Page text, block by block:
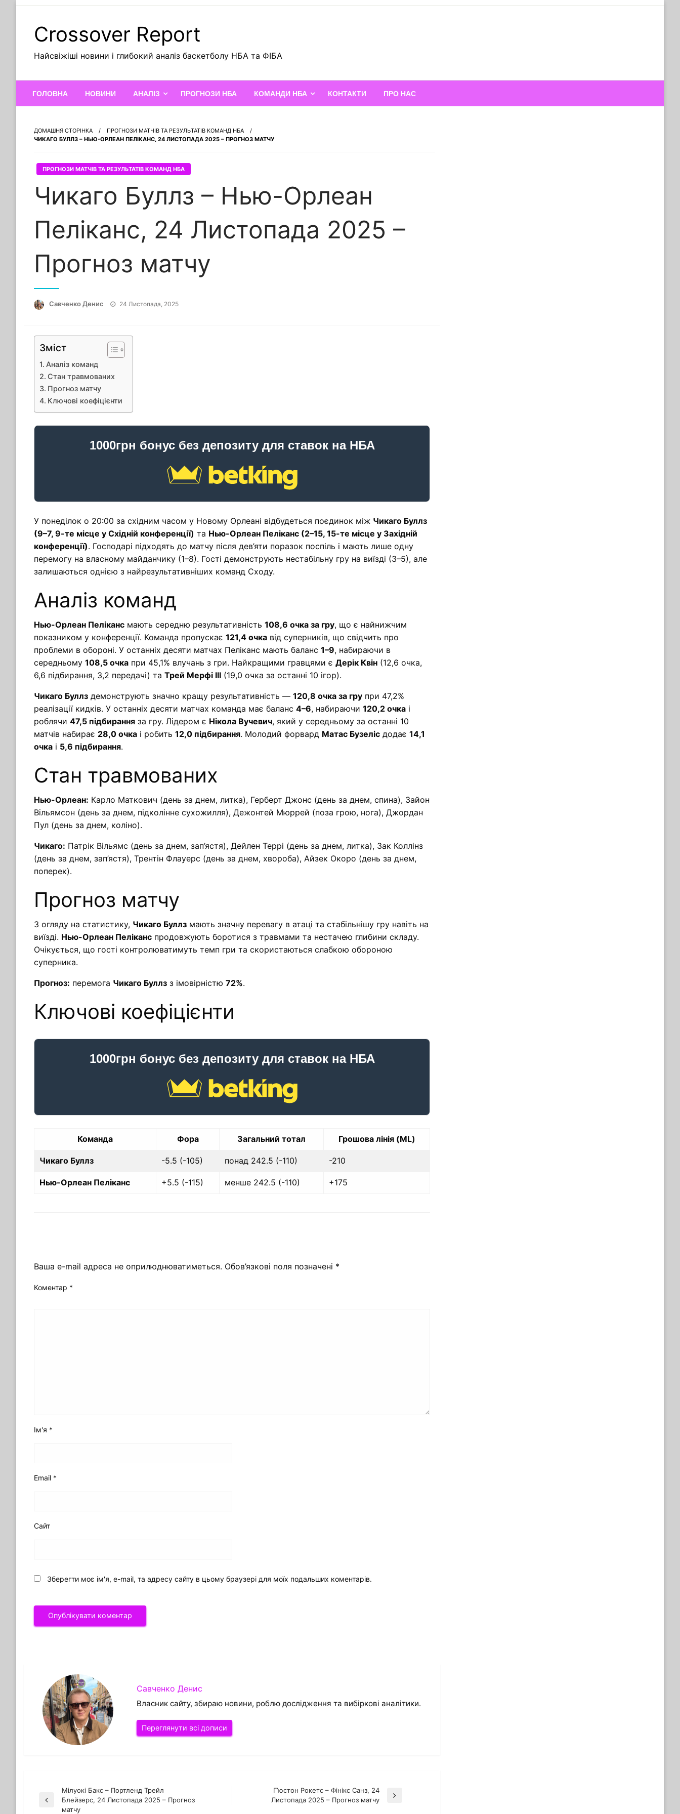
Crossover Report
Найсвіжіші новини і глибокий аналіз баскетболу НБА та ФІБА
ГОЛОВНА НОВИНИ АНАЛІЗ ПРОГНОЗИ НБА КОМАНДИ НБА КОНТАКТИ ПРО НАС
ДОМАШНЯ СТОРІНКА
ПРОГНОЗИ МАТЧІВ ТА РЕЗУЛЬТАТІВ КОМАНД НБА
ЧИКАГО БУЛЛЗ – НЬЮ-ОРЛЕАН ПЕЛІКАНС, 24 ЛИСТОПАДА 2025 – ПРОГНОЗ МАТЧУ
ПРОГНОЗИ МАТЧІВ ТА РЕЗУЛЬТАТІВ КОМАНД НБА
Чикаго Буллз – Нью-Орлеан
Пеліканс, 24 Листопада 2025 –
Прогноз матчу
Савченко Денис Опубліковано
24 Листопада, 2025
Зміст
Аналіз команд
Стан травмованих
Прогноз матчу
Ключові коефіцієнти
1000грн бонус без депозиту для ставок на НБА
У понеділок о 20:00 за східним часом у Новому Орлеані відбудеться поєдинок між Чикаго Буллз
(9–7, 9-те місце у Східній конференції) та Нью-Орлеан Пеліканс (2–15, 15-те місце у Західній
конференції). Господарі підходять до матчу після дев’яти поразок поспіль і мають лише одну
перемогу на власному майданчику (1–8). Гості демонструють нестабільну гру на виїзді (3–5), але
залишаються однією з найрезультативніших команд Сходу.
Аналіз команд
Нью-Орлеан Пеліканс мають середню результативність 108,6 очка за гру, що є найнижчим
показником у конференції. Команда пропускає 121,4 очка від суперників, що свідчить про
проблеми в обороні. У останніх десяти матчах Пеліканс мають баланс 1–9, набираючи в
середньому 108,5 очка при 45,1% влучань з гри. Найкращими гравцями є Дерік Квін (12,6 очка,
6,6 підбирання, 3,2 передачі) та Трей Мерфі III (19,0 очка за останні 10 ігор).
Чикаго Буллз демонструють значно кращу результативність — 120,8 очка за гру при 47,2%
реалізації кидків. У останніх десяти матчах команда має баланс 4–6, набираючи 120,2 очка і
роблячи 47,5 підбирання за гру. Лідером є Нікола Вучевич, який у середньому за останні 10
матчів набирає 28,0 очка і робить 12,0 підбирання. Молодий форвард Матас Бузеліс додає 14,1
очка і 5,6 підбирання.
Стан травмованих
Нью-Орлеан: Карло Маткович (день за днем, литка), Герберт Джонс (день за днем, спина), Зайон
Вільямсон (день за днем, підколінне сухожилля), Дежонтей Мюррей (поза грою, нога), Джордан
Пул (день за днем, коліно).
Чикаго: Патрік Вільямс (день за днем, зап’ястя), Дейлен Террі (день за днем, литка), Зак Коллінз
(день за днем, зап’ястя), Трентін Флауерс (день за днем, хвороба), Айзек Окоро (день за днем,
поперек).
Прогноз матчу
З огляду на статистику, Чикаго Буллз мають значну перевагу в атаці та стабільнішу гру навіть на
виїзді. Нью-Орлеан Пеліканс продовжують боротися з травмами та нестачею глибини складу.
Очікується, що гості контролюватимуть темп гри та скористаються слабкою обороною
суперника.
Прогноз: перемога Чикаго Буллз з імовірністю 72%.
Ключові коефіцієнти
1000грн бонус без депозиту для ставок на НБА
Команда Фора Загальний тотал Грошова лінія (ML)
Чикаго Буллз -5.5 (-105) понад 242.5 (-110) -210
Нью-Орлеан Пеліканс +5.5 (-115) менше 242.5 (-110) +175
Ваша e-mail адреса не оприлюднюватиметься. Обов’язкові поля позначені *
Коментар *
Ім'я *
Email *
Сайт
Зберегти моє ім'я, e-mail, та адресу сайту в цьому браузері для моїх подальших коментарів.
Савченко Денис
Власник сайту, збираю новини, роблю дослідження та вибіркові аналітики.
Переглянути всі дописи
Навігація
Попередній
Мілуокі Бакс – Портленд Трейл
Блейзерс, 24 Листопада 2025 – Прогноз
матчу
Наступний
Г’юстон Рокетс – Фінікс Санз, 24
Листопада 2025 – Прогноз матчу